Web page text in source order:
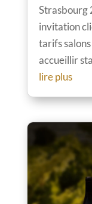
Strasbourg
invitation
tarifs
accueillir
lire plus